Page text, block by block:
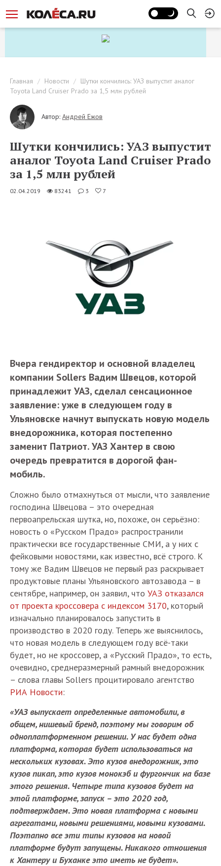
Главная Новости
Шутки кончились: УАЗ выпустит аналог
Toyota Land Cruiser Prado за 1,5 млн рублей
Автор: Андрей Ежов
Шутки кончились: УАЗ выпустит
аналог Toyota Land Cruiser Prado
за 1,5 млн рублей
02.04.2019 83241 3 7
Вчера гендиректор и основной владелец
компании Sollers Вадим Швецов, которой
принадлежит УАЗ, сделал сенсационное
заявление: уже в следующем году в
Ульяновске начнут выпускать новую модель
внедорожника, которая постепенно
заменит Патриот. УАЗ Хантер в свою
очередь превратится в дорогой фан-
мобиль.
Сложно было отмахнуться от мысли, что заявление
господина Швецова – это очередная
первоапрельская шутка, но, похоже, он серьёзно:
новость о «Русском Прадо» распространили
практически все государственные СМИ, а у них с
фейковыми новостями, как известно, всё строго. К
тому же Вадим Швецов не первый раз раскрывает
продуктовые планы Ульяновского автозавода – в
сентябре, например, он заявил, что УАЗ отказался
от проекта кроссовера с индексом 3170, который
изначально планировалось запустить в
производство в 2020 году. Теперь же выяснилось,
что новая модель в следующем году всё-таки
будет, но не кроссовер, а «Русский Прадо», то есть,
очевидно, среднеразмерный рамный внедорожник
– слова главы Sollers процитировало агентство
РИА Новости:
«УАЗ выпускает определенные автомобили, в
общем, нишевый бренд, поэтому мы говорим об
одноплатформенном решении. У нас будет одна
платформа, которая будет использоваться на
нескольких кузовах. Это кузов внедорожник, это
кузов пикап, это кузов монокэб и фургончик на базе
этого решения. Четыре типа кузовов будет на
этой платформе, запуск – это 2020 год,
подтверждаем. Это новая платформа с новыми
агрегатами, новыми решениями, новыми кузовами.
Поэтапно все эти типы кузовов на новой
платформе будут запущены. Никакого отношения
к Хантеру и Буханке это иметь не будет».